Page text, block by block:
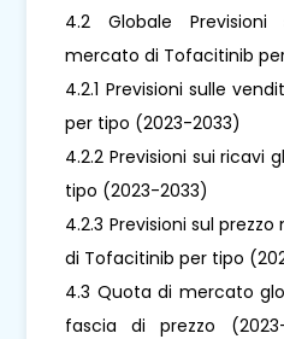
4.2 Globale
mercato di Tofacitinib
4.2.1 Previsioni sulle
per tipo (2023-2033)
4.2.2 Previsioni sui ricavi
tipo (2023-2033)
4.2.3 Previsioni sul
di Tofacitinib per tipo
4.3 Quota di mercato
fascia di prezzo